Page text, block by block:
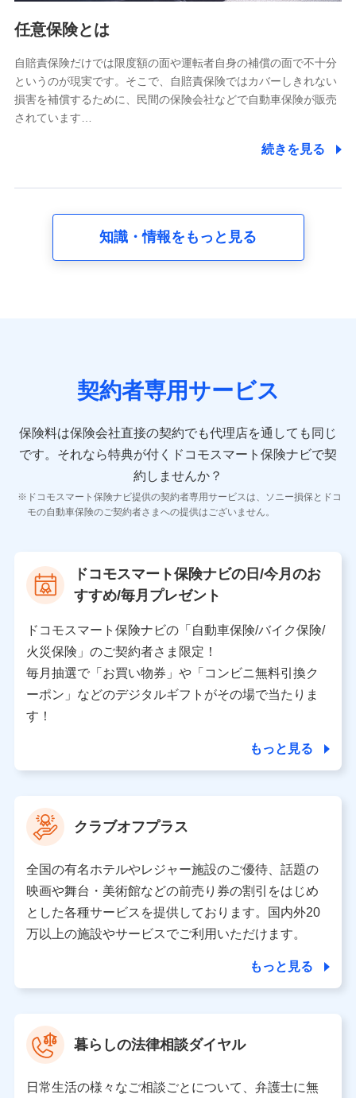
当社又は株式会社NTTドコモが提供する各種サービスな
又は株式会社NTTドコモが提供する各種サービスのご契
約状態・ご利用履歴インターネット利用時の行動に関す
る情報、アプリケーション利用時の行動に関する情報、
購入されたサービスや商品の名称・購入場所・決済に関
する情報、アンケートの回答に関する情報などが含まれ
の内容、保険料、保険料のお支払方法、車のメーカーや
走行距離などの情報、建物の構造や築年数などの情報、
険契約に関する情報。例として、保険契約者及び被保険
者の氏名、住所、生年月日、性別、保険契約者と被保険
報、建物の構造や築年数などの情報、ペットの種類や年
齢などの情報などが含まれます。
【共同して利用する者の範囲】
当社
当社又は株式会社NTTドコモが提供する保険関連サービ
スにおけるユーザ登録受付および管理のため
を受けている保険会社・提携会社の保険その他に関する
情報を提供するため、また維持管理等の委託業務遂行の
ため、またそれらに付帯、関連する当社、株式会社NTT
ドコモおよび提携会社のサービスを案内、提供するため
（各サービスで取得したサービス利用履歴、ウェブサイ
トの閲覧履歴、購買履歴、ご契約内容等のパーソナルデ
ータを分析して、お客さまの趣味・嗜好・傾向に応じた
上記に係る案内・手続き・管理等付帯業務を行うため
【当該個人データの管理について責任を有する者の名称・住
所・代表者名】
当該個人データを取り扱う各共同利用者（詳細は次のとお
り）
東京都千代田区永田町2丁目11番1号 山王パークタワー
株式会社NTTドコモ 代表取締役社長 前田 義晃
東京都中央区日本橋人形町2-14-10 アーバンネット日本橋
ビル 3F
※ 当社および株式会社NTTドコモは、お客さまの情報を利
データ憲章」に定める行動原則を順守します 。
任意保険とは
自賠責保険だけでは限度額の面や運転者自身の補償の面で不十分
というのが現実です。そこで、自賠責保険ではカバーしきれない
損害を補償するために、民間の保険会社などで自動車保険が販売
されています…
続きを見る
知識・情報をもっと見る
契約者専用サービス
保険料は保険会社直接の契約でも代理店を通しても同じ
です。 それなら特典が付くドコモスマート保険ナビで契
約しませんか？
ドコモスマート保険ナビ提供の契約者専用サービスは、ソニー損保とドコ
モの自動車保険のご契約者さまへの提供はございません。
ドコモスマート保険ナビの日/今月のお
すすめ/毎月プレゼント
ドコモスマート保険ナビの「自動車保険/バイク保険/
火災保険」のご契約者さま限定！
毎月抽選で「お買い物券」や「コンビニ無料引換ク
ーポン」などのデジタルギフトがその場で当たりま
す！
もっと見る
クラブオフプラス
全国の有名ホテルやレジャー施設のご優待、話題の
映画や舞台・美術館などの前売り券の割引をはじめ
とした各種サービスを提供しております。国内外20
万以上の施設やサービスでご利用いただけます。
もっと見る
暮らしの法律相談ダイヤル
日常生活の様々なご相談ごとについて、弁護士に無